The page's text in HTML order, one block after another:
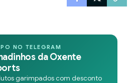
NO TELEGRAM
da Oxente
garimpados com desconto